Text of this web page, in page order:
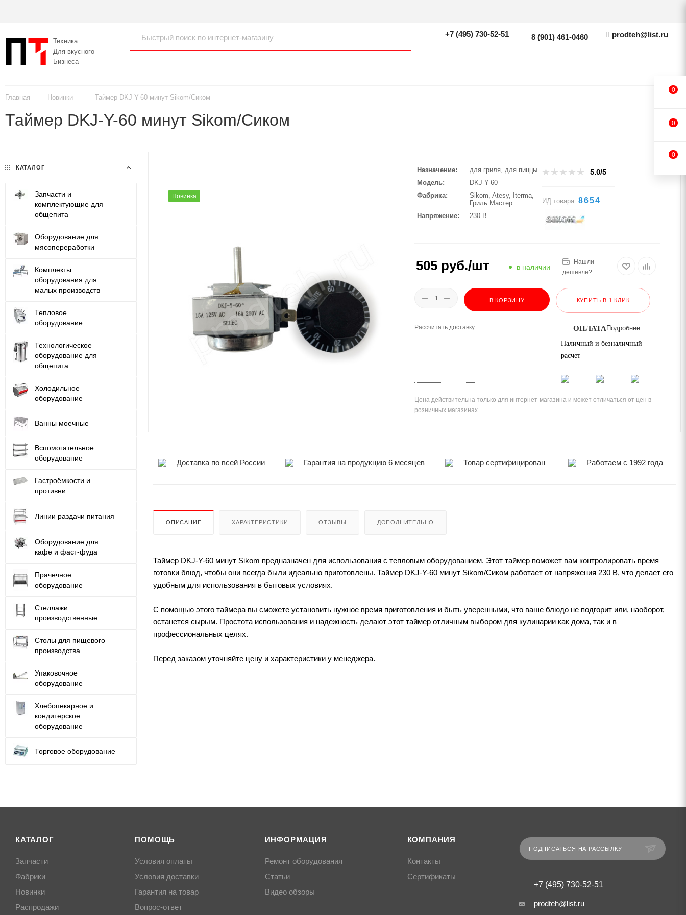
Техника
Для вкусного
Бизнеса
+7 (495) 730-52-51 8 (901) 461-0460 prodteh@list.ru
Главная — Новинки — Таймер DKJ-Y-60 минут Sikom/Сиком
Таймер DKJ-Y-60 минут Sikom/Сиком
Новинка
Назначение
для гриля, для пиццы
Модель
DKJ-Y-60
Фабрика
Sikom, Atesy, Iterma,
Гриль Мастер
Напряжение
230 В
5.0/5
ИД товара: 8654
505 руб./шт в наличии
Нашли
дешевле?
В КОРЗИНУ КУПИТЬ В 1 КЛИК
Рассчитать доставку ОПЛАТА Подробнее
Наличный и безналичный
расчет
Цена действительна только для интернет-магазина и может отличаться от цен в
розничных магазинах
Доставка по всей России Гарантия на продукцию 6 месяцев Товар сертифицирован Работаем с 1992 года
ОПИСАНИЕ ХАРАКТЕРИСТИКИ ОТЗЫВЫ ДОПОЛНИТЕЛЬНО
Таймер DKJ-Y-60 минут Sikom предназначен для использования с тепловым оборудованием. Этот таймер поможет вам контролировать время
готовки блюд, чтобы они всегда были идеально приготовлены. Таймер DKJ-Y-60 минут Sikom/Сиком работает от напряжения 230 В, что делает его
удобным для использования в бытовых условиях.
С помощью этого таймера вы сможете установить нужное время приготовления и быть уверенными, что ваше блюдо не подгорит или, наоборот,
останется сырым. Простота использования и надежность делают этот таймер отличным выбором для кулинарии как дома, так и в
профессиональных целях.
Перед заказом уточняйте цену и характеристики у менеджера.
КАТАЛОГ
Запчасти и
комплектующие для
общепита
Оборудование для
мясопереработки
Комплекты
оборудования для
малых производств
Тепловое
оборудование
Технологическое
оборудование для
общепита
Холодильное
оборудование
Ванны моечные
Вспомогательное
оборудование
Гастроёмкости и
противни
Линии раздачи питания
Оборудование для
кафе и фаст-фуда
Прачечное
оборудование
Стеллажи
производственные
Столы для пищевого
производства
Упаковочное
оборудование
Хлебопекарное и
кондитерское
оборудование
Торговое оборудование
КАТАЛОГ
Запчасти
Фабрики
Новинки
Распродажи
ПОМОЩЬ
Условия оплаты
Условия доставки
Гарантия на товар
Вопрос-ответ
ИНФОРМАЦИЯ
Ремонт оборудования
Статьи
Видео обзоры
КОМПАНИЯ
Контакты
Сертификаты
ПОДПИСАТЬСЯ НА РАССЫЛКУ
+7 (495) 730-52-51
prodteh@list.ru
0
0
0